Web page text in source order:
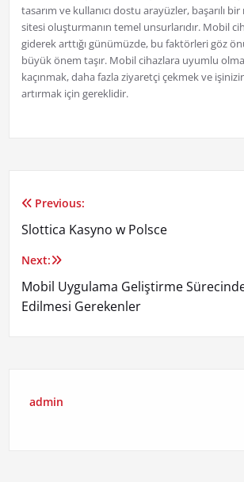
tasarım ve kullanıcı dostu arayüzler, başarılı
sitesi oluşturmanın temel unsurlarıdır. Mobil
giderek arttığı günümüzde, bu faktörleri göz
büyük önem taşır. Mobil cihazlara uyumlu
kaçınmak, daha fazla ziyaretçi çekmek ve işinizin
artırmak için gereklidir.
Yazı
gezinmesi
Previous:
Slottica Kasyno w Polsce
Next:
Mobil Uygulama Geliştirme
Edilmesi Gerekenler
admin